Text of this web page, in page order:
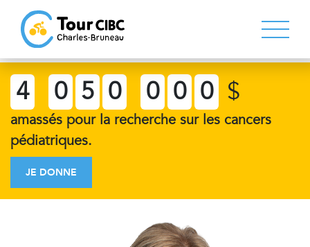
4 0 5 0 0 0 0 $
amassés pour la recherche sur les cancers
pédiatriques.
JE DONNE